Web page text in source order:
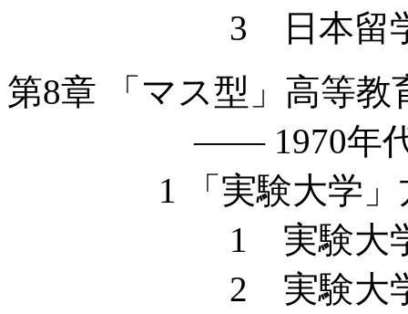
3 日本留学
第8章 「マス型」高等教
—— 1970年代に
1 「実験大学」方
1 実験大学
2 実験大学